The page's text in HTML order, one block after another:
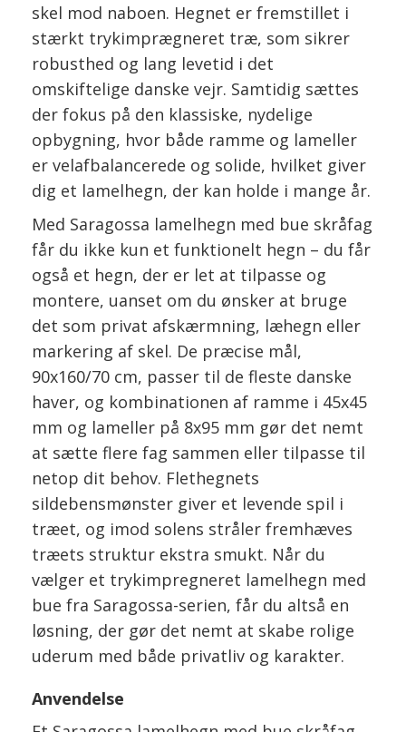
skel mod naboen. Hegnet er fremstillet i
stærkt trykimprægneret træ, som sikrer
robusthed og lang levetid i det
omskiftelige danske vejr. Samtidig sættes
der fokus på den klassiske, nydelige
opbygning, hvor både ramme og lameller
er velafbalancerede og solide, hvilket giver
dig et lamelhegn, der kan holde i mange år.
Med Saragossa lamelhegn med bue skråfag
får du ikke kun et funktionelt hegn – du får
også et hegn, der er let at tilpasse og
montere, uanset om du ønsker at bruge
det som privat afskærmning, læhegn eller
markering af skel. De præcise mål,
90x160/70 cm, passer til de fleste danske
haver, og kombinationen af ramme i 45x45
mm og lameller på 8x95 mm gør det nemt
at sætte flere fag sammen eller tilpasse til
netop dit behov. Flethegnets
sildebensmønster giver et levende spil i
træet, og imod solens stråler fremhæves
træets struktur ekstra smukt. Når du
vælger et trykimpregneret lamelhegn med
bue fra Saragossa-serien, får du altså en
løsning, der gør det nemt at skabe rolige
uderum med både privatliv og karakter.
Anvendelse